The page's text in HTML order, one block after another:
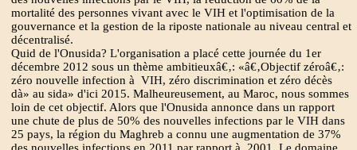
mortalité des personnes vivant avec le VIH et l'optimisation de la
gouvernance et la gestion de la riposte nationale au niveau central et
décentralisé.
Quid de l'Onusida? L'organisation a placé cette journée du 1er
décembre 2012 sous un thème ambitieuxâ€‚: «â€‚Objectif zéroâ€‚:
zéro nouvelle infection à VIH, zéro discrimination et zéro décès
dà» au sida» d'ici 2015. Malheureusement, au Maroc, nous sommes
loin de cet objectif. Alors que l'Onusida annonce dans un rapport
une chute de plus de 50% des nouvelles infections par le VIH dans
25 pays, la région du Maghreb a connu une augmentation de 37%